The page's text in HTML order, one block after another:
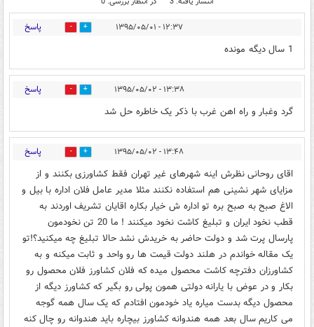
۱۲:۳۷ - ۱۳۹۵/۰۵/۰۱ 0 پاسخ
1 سال دیگه مونده
۱۳:۳۸ - ۱۳۹۵/۰۵/۰۲ 0 پاسخ
گرد وغبار و راه اهن غرب با ذکر یک خاطره حل شد
۱۳:۴۸ - ۱۳۹۵/۰۵/۰۲ 0 پاسخ
اقای روحانی نظرش اینه شهرهای غیر تهران فقط کشاورزی بکنند و از
مزایای شهر نشینی هم استفاده نکنند مثلا مدیر عامل فلان اداره با بیل و
الاغ صبح به صبح بره تو اداره ش خیار بکاره اقایان تشریف اوردند به
قطب نخود ایران و تبلیغ کاشت نخود میکنند ! ما 20 تن نخودمون
پارسال پرت شد و دولت حاضر به خریدش نشد حالا تبلیغ چه میکنید؟!تو
یک مقاله خواندم در هلند دولت قیمت ها رو واحد و ثابت میکنه و به
کشاورزان دفترچه کاشت محصول میده که فلان کشاورز فلان محصول رو
بکار و در عوض با یارانه دولتی همون پولی رو بگیر که کشاورز دیگه از
محصول دیگه بدست میاره یاد خودمون افتادم که یک سال همه گوجه
می کاریم سال بعد همه هندوانه کشاورز بیچاره باید هندوانه رو چال کنه